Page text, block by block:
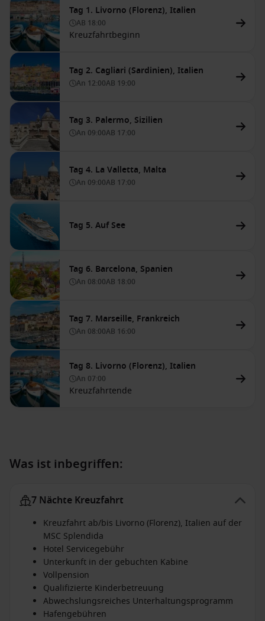
Tag 1. Livorno (Florenz), Italien
AB 18:00
Kreuzfahrtbeginn
Tag 2. Cagliari (Sardinien), Italien
An 12:00AB 19:00
Tag 3. Palermo, Sizilien
An 09:00AB 17:00
Tag 4. La Valletta, Malta
An 09:00AB 17:00
Tag 5. Auf See
Tag 6. Barcelona, Spanien
An 08:00AB 18:00
Tag 7. Marseille, Frankreich
An 08:00AB 16:00
Tag 8. Livorno (Florenz), Italien
An 07:00
Kreuzfahrtende
Was ist inbegriffen:
7 Nächte Kreuzfahrt
Kreuzfahrt ab/bis Livorno (Florenz), Italien auf der
MSC Splendida
Hotel Servicegebühr
Unterkunft in der gebuchten Kabine
Vollpension
Qualifizierte Kinderbetreuung
Abwechslungsreiches Unterhaltungsprogramm
Hafengebühren